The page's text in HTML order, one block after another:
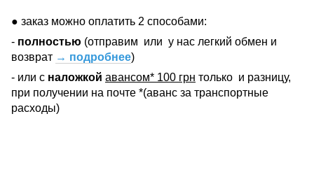
● заказ можно оплатить 2 способами:
- полностью (отправим или у нас легкий обмен и
возврат → подробнее)
- или с наложкой авансом* 100 грн только и разницу,
при получении на почте *(аванс за транспортные
расходы)